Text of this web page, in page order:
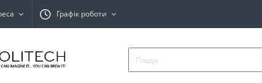
Графік роботи